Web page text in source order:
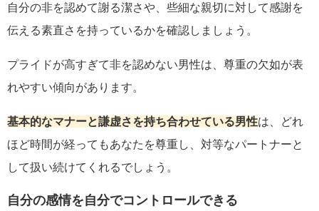
自分の非を認めて謝る潔さや、些細な親切に対して感謝を
伝える素直さを持っているかを確認しましょう。
プライドが高すぎて非を認めない男性は、尊重の欠如が表
れやすい傾向があります。
基本的なマナーと謙虚さを持ち合わせている男性は、どれ
ほど時間が経ってもあなたを尊重し、対等なパートナーと
して扱い続けてくれるでしょう。
自分の感情を自分でコントロールできる